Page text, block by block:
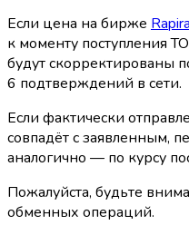
Если цена на бирже Rapira
к моменту поступления
будут скорректированы
6 подтверждений в сети.
Если фактически
совпадёт с заявленным,
аналогично — по курсу
Пожалуйста, будьте
обменных операций.